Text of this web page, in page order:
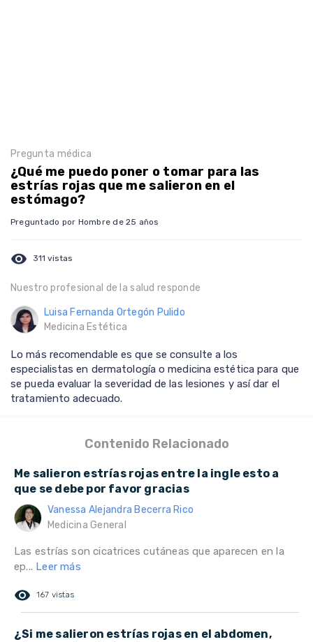
Pregunta médica
¿Qué me puedo poner o tomar para las
estrías rojas que me salieron en el
estómago?
Preguntado por Hombre de 25 años
visibility 311 vistas
Nuestro profesional de la salud responde
Luisa Fernanda Ortegón Pulido
Medicina Estética
Lo más recomendable es que se consulte a los
especialistas en dermatología o medicina estética para que
se pueda evaluar la severidad de las lesiones y así dar el
tratamiento adecuado.
Contenido Relacionado
Me salieron estrías rojas entre la ingle esto a
que se debe por favor gracias
Vanessa Alejandra Becerra Rico
Medicina General
Las estrías son cicatrices cutáneas que aparecen en la
ep... Leer más
remove_red_eye 167 vistas
¿Si me salieron estrías rojas en el abdomen,